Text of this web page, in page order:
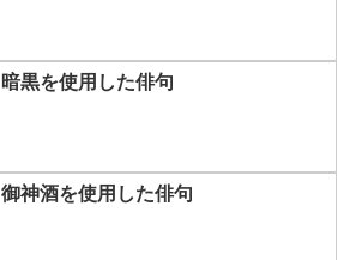
暗黒を使用した俳句
御神酒を使用した俳句